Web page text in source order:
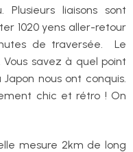
liaisons sont
1020 yens aller-retour
de traversée. Le
savez à quel point
nous ont conquis.
chic et rétro ! On
mesure 2km de long